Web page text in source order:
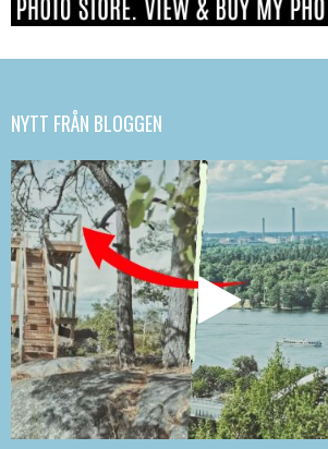
NYTT FRÅN BLOGGEN